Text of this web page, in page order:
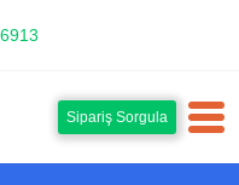
Sipariş Sorgula